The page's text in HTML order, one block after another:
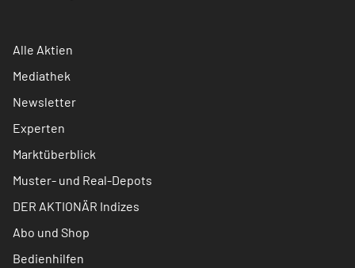
Alle Aktien
Mediathek
Newsletter
Experten
Marktüberblick
Muster- und Real-Depots
DER AKTIONÄR Indizes
Abo und Shop
Bedienhilfen